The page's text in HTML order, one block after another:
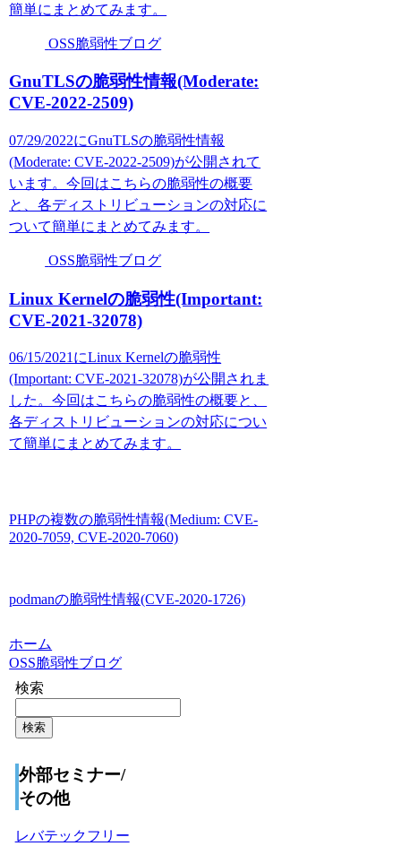
簡単にまとめてみます。
OSS脆弱性ブログ
GnuTLSの脆弱性情報(Moderate:
CVE-2022-2509)
07/29/2022にGnuTLSの脆弱性情報
(Moderate: CVE-2022-2509)が公開されて
います。今回はこちらの脆弱性の概要
と、各ディストリビューションの対応に
ついて簡単にまとめてみます。
OSS脆弱性ブログ
Linux Kernelの脆弱性(Important:
CVE-2021-32078)
06/15/2021にLinux Kernelの脆弱性
(Important: CVE-2021-32078)が公開されま
した。今回はこちらの脆弱性の概要と、
各ディストリビューションの対応につい
て簡単にまとめてみます。
PHPの複数の脆弱性情報(Medium: CVE-
2020-7059, CVE-2020-7060)
podmanの脆弱性情報(CVE-2020-1726)
ホーム
OSS脆弱性ブログ
検索
検索
外部セミナー/
その他
レバテックフリー